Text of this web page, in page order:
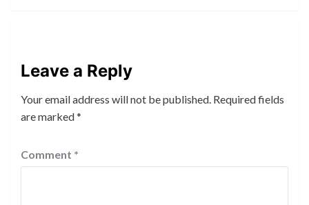
Leave a Reply
Your email address will not be published. Required fields
are marked*
Comment *